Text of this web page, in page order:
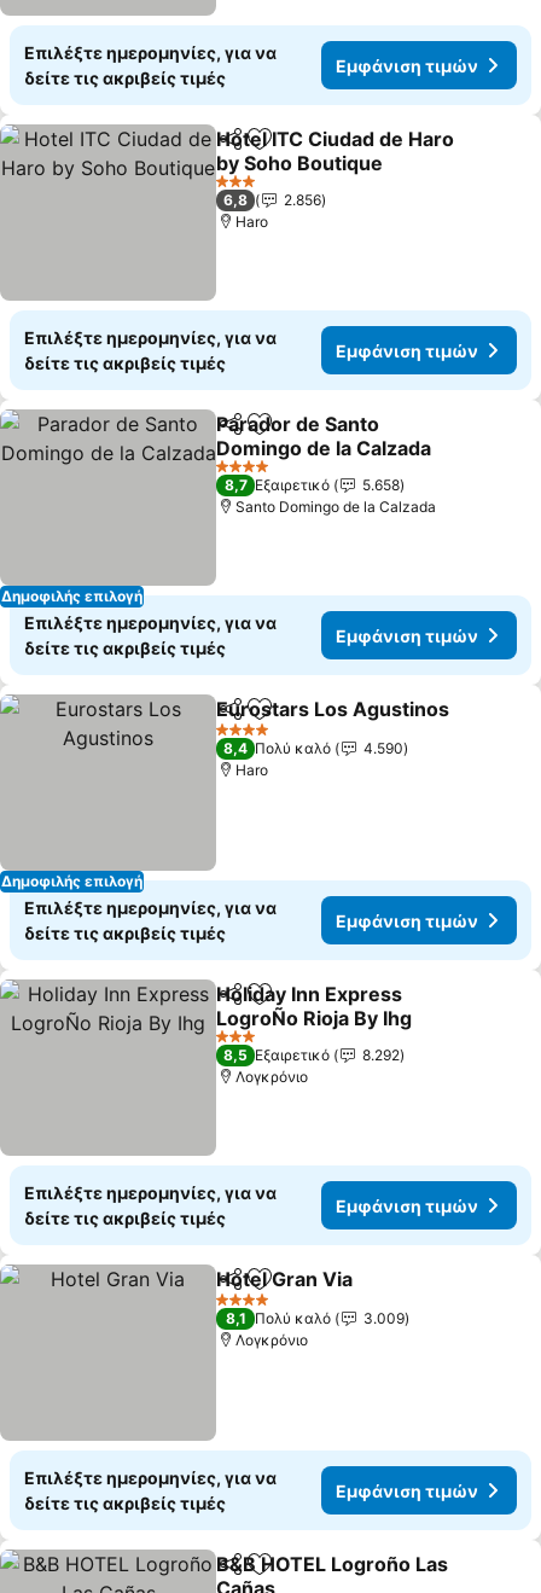
Επιλέξτε ημερομηνίες, για να
δείτε τις ακριβείς τιμές
Εμφάνιση τιμών
Κοινοποίηση
Προσθήκη στα αγαπημένα
Hotel ITC Ciudad de Haro
by Soho Boutique
3 Αστέρια
6,8
2.856
Haro
Επιλέξτε ημερομηνίες, για να
δείτε τις ακριβείς τιμές
Εμφάνιση τιμών
Δημοφιλής επιλογή
Κοινοποίηση
Προσθήκη στα αγαπημένα
Parador de Santo
Domingo de la Calzada
4 Αστέρια
8,7 Εξαιρετικό
5.658
Santo Domingo de la Calzada
Επιλέξτε ημερομηνίες, για να
δείτε τις ακριβείς τιμές
Εμφάνιση τιμών
Δημοφιλής επιλογή
Κοινοποίηση
Προσθήκη στα αγαπημένα
Eurostars Los Agustinos
4 Αστέρια
8,4 Πολύ καλό
4.590
Haro
Επιλέξτε ημερομηνίες, για να
δείτε τις ακριβείς τιμές
Εμφάνιση τιμών
Κοινοποίηση
Προσθήκη στα αγαπημένα
Holiday Inn Express
LogroÑo Rioja By Ihg
3 Αστέρια
8,5 Εξαιρετικό
8.292
Λογκρόνιο
Επιλέξτε ημερομηνίες, για να
δείτε τις ακριβείς τιμές
Εμφάνιση τιμών
Κοινοποίηση
Προσθήκη στα αγαπημένα
Hotel Gran Via
4 Αστέρια
8,1 Πολύ καλό
3.009
Λογκρόνιο
Επιλέξτε ημερομηνίες, για να
δείτε τις ακριβείς τιμές
Εμφάνιση τιμών
Κοινοποίηση
Προσθήκη στα αγαπημένα
B&B HOTEL Logroño Las
Cañas